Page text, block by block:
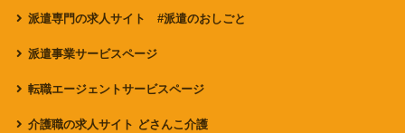
派遣専門の求人サイト #派遣のおしごと
派遣事業サービスページ
転職エージェントサービスページ
介護職の求人サイト どさんこ介護